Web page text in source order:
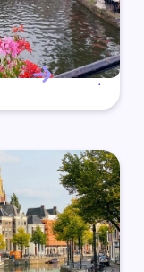
.